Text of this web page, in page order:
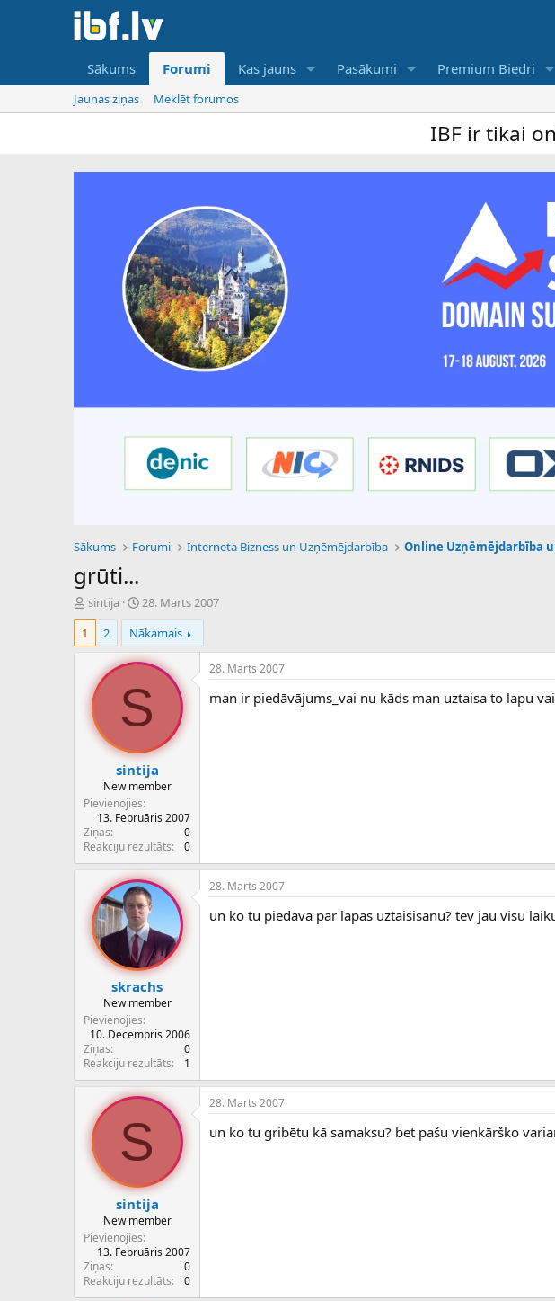
Sākums Forumi Kas jauns Pasākumi Premium Biedri
Jaunas ziņas Meklēt forumos
IBF ir tikai online
Sākums Forumi Interneta Bizness un Uzņēmējdarbība
grūti...
P
a
e
e
n
a
ā
c
ē
j
s
sintija
S
ā
k
u
m
d
a
t
u
m
s
28. Marts 2007
1
2 Nākamais
S
sintija
New member
Pievienojies
13. Februāris 2007
Ziņas
0
Reakciju rezultāts
0
28. Marts 2007
man ir piedāvājums_vai nu kāds man uztaisa to lapu
skrachs
New member
Pievienojies
10. Decembris 2006
Ziņas
0
Reakciju rezultāts
1
28. Marts 2007
un ko tu piedava par lapas uztaisisanu? tev jau visu
S
sintija
New member
Pievienojies
13. Februāris 2007
Ziņas
0
Reakciju rezultāts
0
28. Marts 2007
un ko tu gribētu kā samaksu? bet pašu vienkārško